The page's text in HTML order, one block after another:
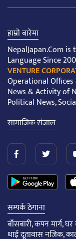
हाम्रो बारेमा
NepalJapan.Com
Language Since
VENTURE
Operational Offices
News & Activity of
Political News,
सामाजिक संजाल
सम्पर्क ठेगाना
बाँसबारी, कपन मार्ग,
थाई दूतावास नजिक,